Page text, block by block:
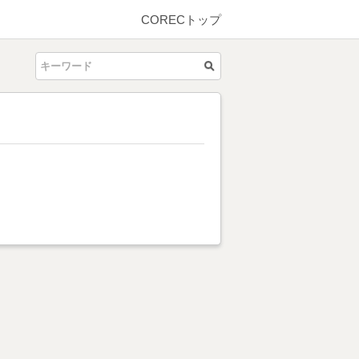
CORECトップ